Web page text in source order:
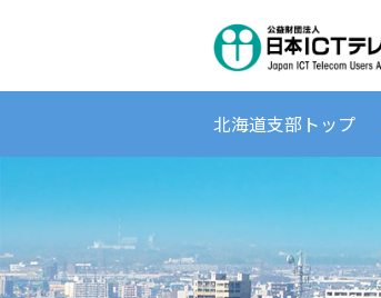
北海道支部トップ